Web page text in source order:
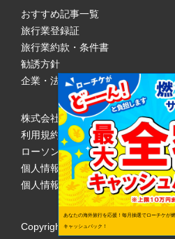
おすすめ記事一覧
旅行業登録証
旅行業約款・条件書
勧誘方針
企業・法人のみなさまへ
株式会社ローソンエンタテインメ
利用規約
ローソンWEB会員規約
個人情報の取り扱いについて
個人情報保護方針
Copyright © 1998 Lawson
あなたの海外旅行を応援！毎月抽選でローチケが
キャッシュバック！